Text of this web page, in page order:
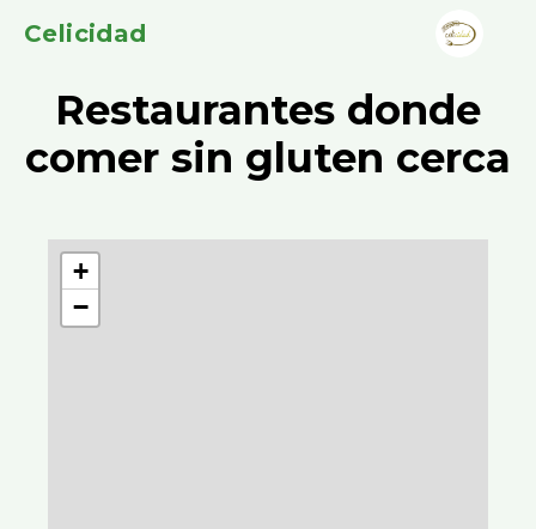
Celicidad
Restaurantes donde
comer sin gluten cerca
+
−